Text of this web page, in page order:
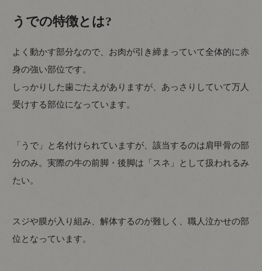
うでの特徴とは?
よく動かす部分なので、お肉が引き締まっていて全体的に赤
身の強い部位です。
しっかりした歯ごたえがありますが、あっさりしていて万人
受けする部位になっています。
「うで」と名付けられていますが、該当するのは肩甲骨の部
分のみ。実際の牛の前脚・後脚は「スネ」として扱われるみ
たい。
スジや膜が入り組み、解体するのが難しく、職人泣かせの部
位となっています。